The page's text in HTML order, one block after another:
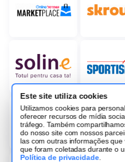
Este site utiliza cookies
Utilizamos cookies para
oferecer recursos de mídia
tráfego. Também
do nosso site com nossos
las com outras informações
que foram coletadas durante o
Política de privacidade